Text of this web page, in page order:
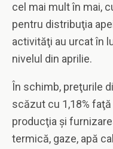
cel mai mult în mai,
pentru distribuţia
activităţi au urcat în
nivelul din aprilie.
În schimb, preţurile
scăzut cu 1,18%
producţia şi
termică, gaze, apă